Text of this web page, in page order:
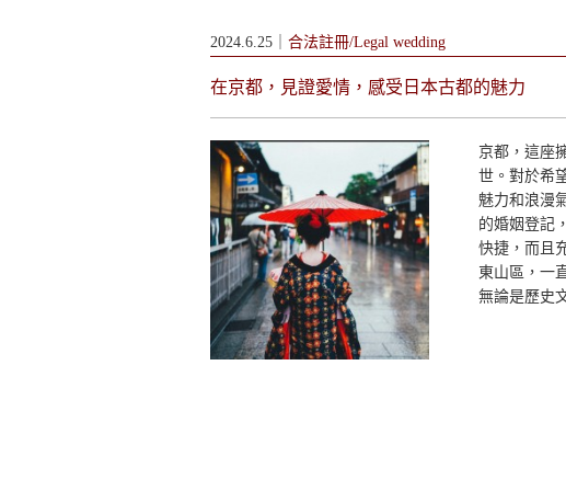
2024.6.25｜ 合法註冊/Legal wedding
在京都，見證愛情，感受日本古都的魅力
京都，這座
世。對於希
魅力和浪漫
的婚姻登記
快捷，而且
東山區，一
無論是歷史